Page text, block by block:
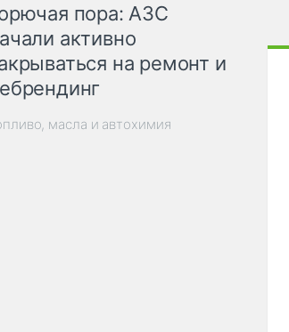
пора: АЗС
активно
на ремонт и
масла и автохимия